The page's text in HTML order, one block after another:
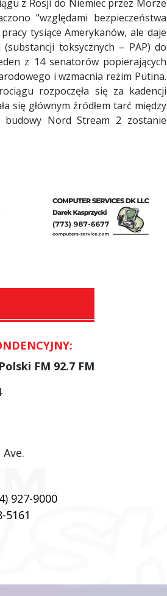
z Rosji do Niemiec przez Morze
"względami bezpieczeństwa
tysiące Amerykanów, ale daje
toksycznych – PAP) do
z 14 senatorów popierających
i wzmacnia reżim Putina.
rozpoczęła się za kadencji
się głównym źródłem tarć między
Nord Stream 2 zostanie
FM 92.7 FM
927-9000
5161
Krzysztof Wawer:
Komentator
facebook